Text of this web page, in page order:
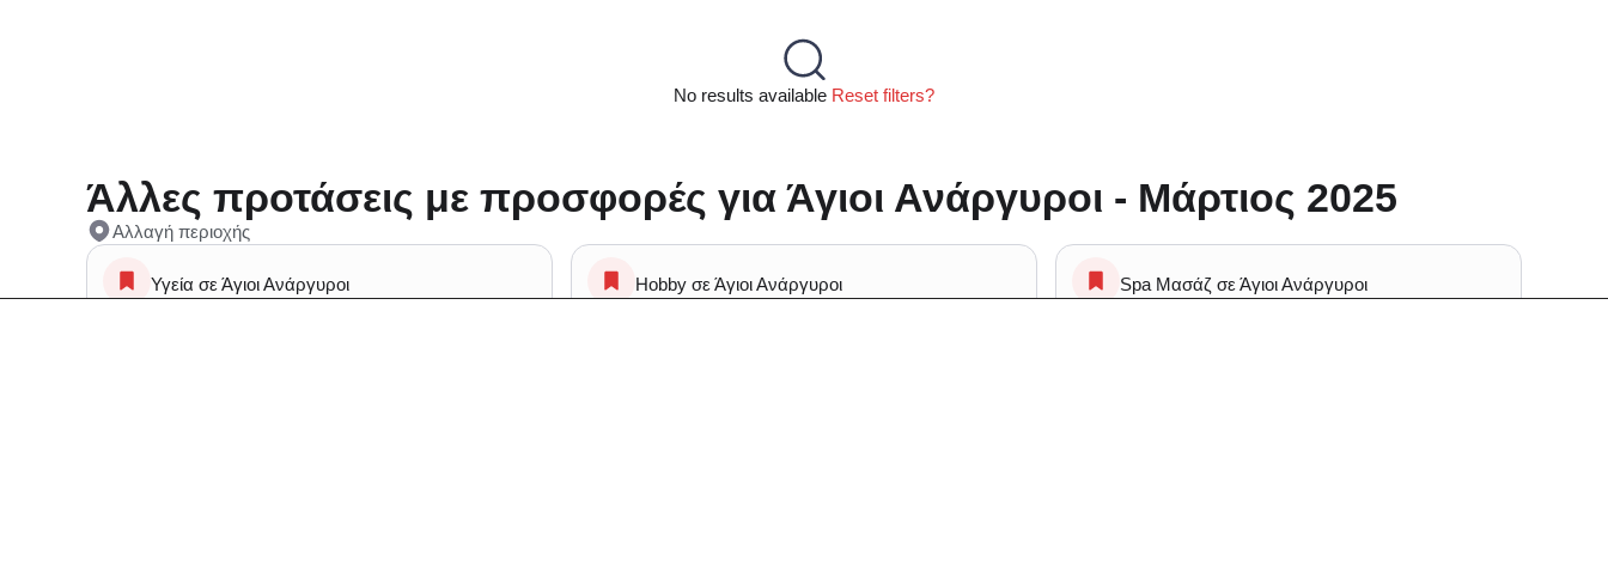
No results available Reset filters?
Άλλες προτάσεις με προσφορές για Άγιοι Ανάργυροι - Μάρτιος 2025
Αλλαγή περιοχής
Υγεία σε Άγιοι Ανάργυροι Hobby σε Άγιοι Ανάργυροι Spa Μασάζ σε Άγιοι Ανάργυροι